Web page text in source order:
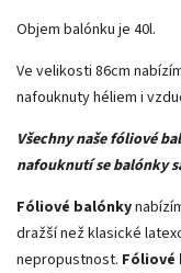
Objem balónku je 40l.
Ve velikosti 86cm
nafouknuty héliem i
Všechny naše fóliové
nafouknutí se balónky
Fóliové balónky
dražší než klasické
nepropustnost. Fóliové